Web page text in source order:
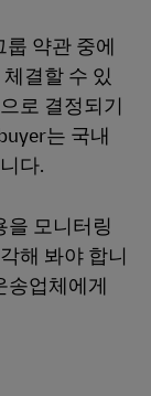
룹 약관 중에
결할 수 있
로 결정되기
는 국내
다.
을 모니터링
해 봐야 합니
송업체에게